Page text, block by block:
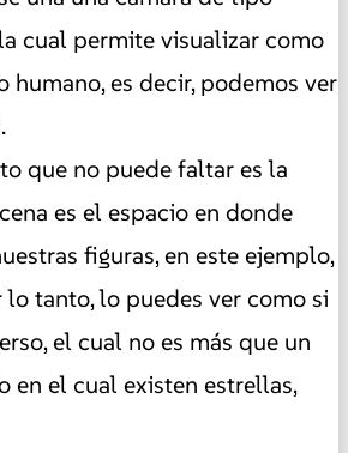
cual permite visualizar como
humano, es decir, podemos ver
que no puede faltar es la
es el espacio en donde
figuras, en este ejemplo,
tanto, lo puedes ver como si
el cual no es más que un
en el cual existen estrellas,